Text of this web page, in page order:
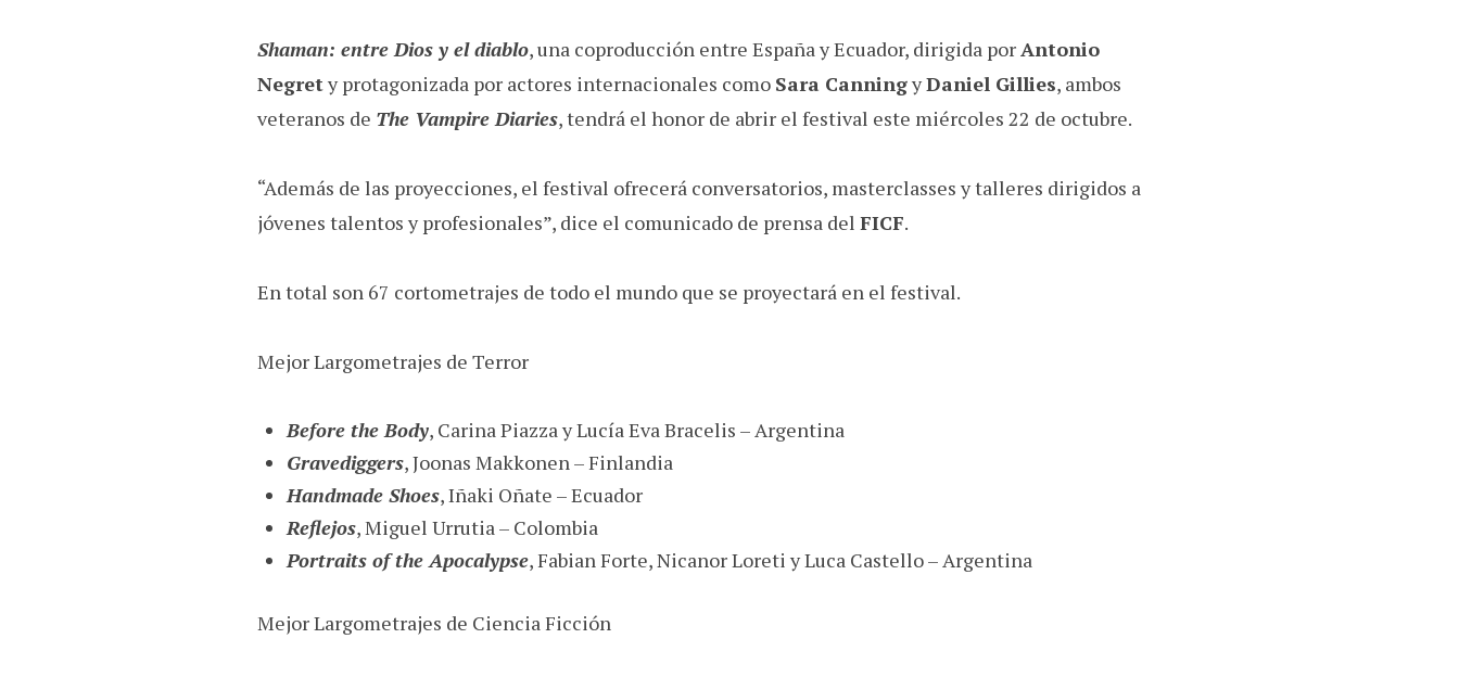
k
p
m
Shaman: entre Dios y el diablo, una coproducción entre España y Ecuador, dirigida porAntonio
Negrety protagonizada por actores internacionales como Sara CanningyDaniel Gillies, ambos
veteranos de The Vampire Diaries, tendrá el honor de abrir el festival este miércoles 22 de octubre.
“Además de las proyecciones, el festival ofrecerá conversatorios, masterclasses y talleres dirigidos a
jóvenes talentos y profesionales”, dice el comunicado de prensa del FICF.
En total son 67 cortometrajes de todo el mundo que se proyectará en el festival.
Mejor Largometrajes de Terror
Before the Body, Carina Piazza y Lucía Eva Bracelis – Argentina
Gravediggers, Joonas Makkonen – Finlandia
Handmade Shoes, Iñaki Oñate – Ecuador
Reflejos, Miguel Urrutia – Colombia
Portraits of the Apocalypse, Fabian Forte, Nicanor Loreti y Luca Castello – Argentina
Mejor Largometrajes de Ciencia Ficción